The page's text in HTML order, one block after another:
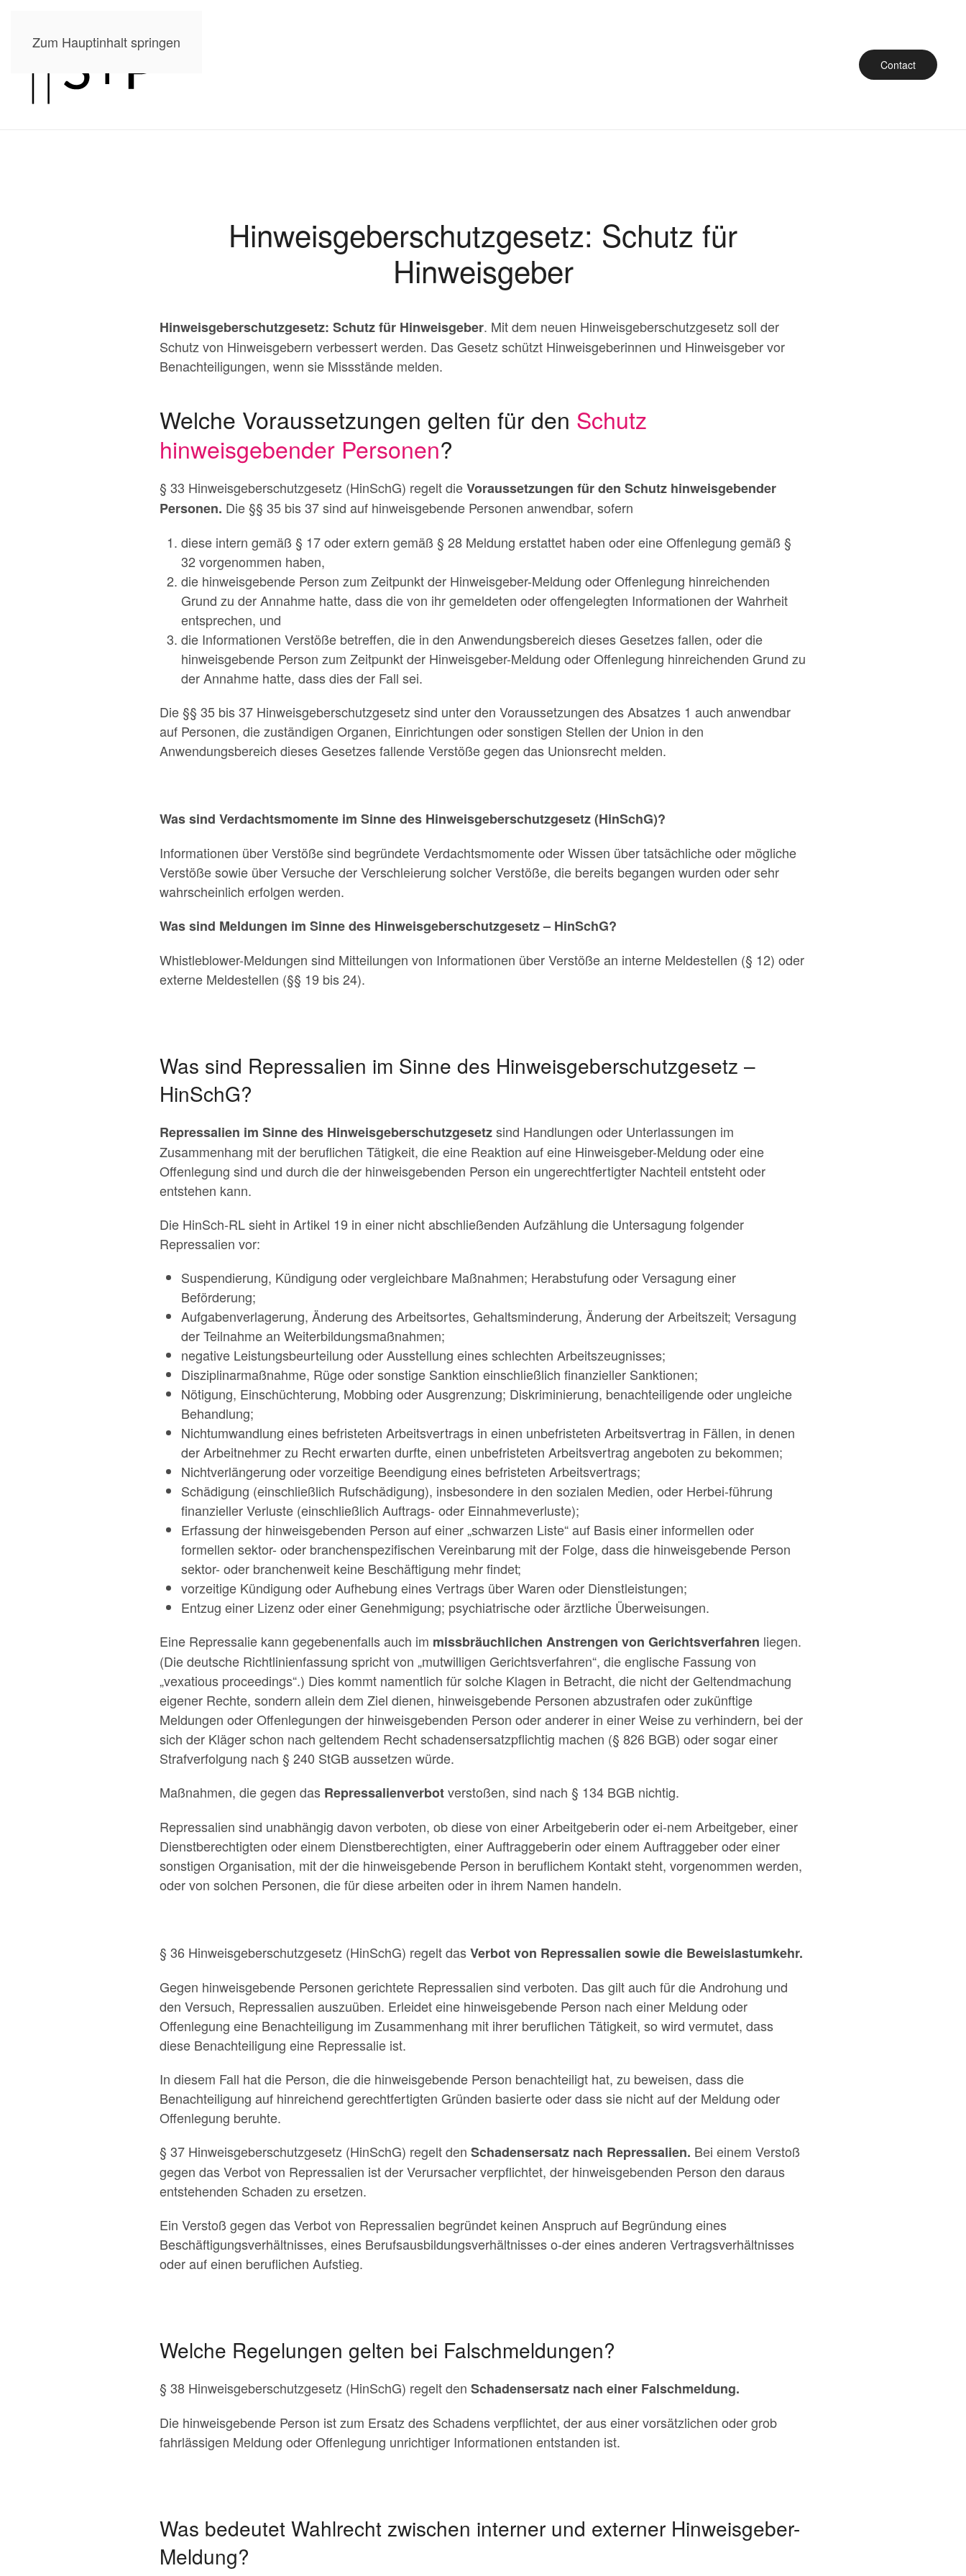
Zum Hauptinhalt springen
Contact
Hinweisgeberschutzgesetz: Schutz für
Hinweisgeber
Hinweisgeberschutzgesetz: Schutz für Hinweisgeber. Mit dem neuen Hinweisgeberschutzgesetz soll der
Schutz von Hinweisgebern verbessert werden. Das Gesetz schützt Hinweisgeberinnen und Hinweisgeber vor
Benachteiligungen, wenn sie Missstände melden.
Welche Voraussetzungen gelten für den Schutz
hinweisgebender Personen?
§ 33 Hinweisgeberschutzgesetz (HinSchG) regelt dieVoraussetzungen für den Schutz hinweisgebender
Personen. Die §§ 35 bis 37 sind auf hinweisgebende Personen anwendbar, sofern
diese intern gemäß § 17 oder extern gemäß § 28 Meldung erstattet haben oder eine Offenlegung gemäß §
32 vorgenommen haben,
die hinweisgebende Person zum Zeitpunkt der Hinweisgeber-Meldung oder Offenlegung hinreichenden
Grund zu der Annahme hatte, dass die von ihr gemeldeten oder offengelegten Informationen der Wahrheit
entsprechen, und
die Informationen Verstöße betreffen, die in den Anwendungsbereich dieses Gesetzes fallen, oder die
hinweisgebende Person zum Zeitpunkt der Hinweisgeber-Meldung oder Offenlegung hinreichenden Grund zu
der Annahme hatte, dass dies der Fall sei.
Die §§ 35 bis 37 Hinweisgeberschutzgesetz sind unter den Voraussetzungen des Absatzes 1 auch anwendbar
auf Personen, die zuständigen Organen, Einrichtungen oder sonstigen Stellen der Union in den
Anwendungsbereich dieses Gesetzes fallende Verstöße gegen das Unionsrecht melden.
Was sind Verdachtsmomente im Sinne des Hinweisgeberschutzgesetz (HinSchG)?
Informationen über Verstöße sind begründete Verdachtsmomente oder Wissen über tatsächliche oder mögliche
Verstöße sowie über Versuche der Verschleierung solcher Verstöße, die bereits begangen wurden oder sehr
wahrscheinlich erfolgen werden.
Was sind Meldungen im Sinne des Hinweisgeberschutzgesetz – HinSchG?
Whistleblower-Meldungen sind Mitteilungen von Informationen über Verstöße an interne Meldestellen (§ 12) oder
externe Meldestellen (§§ 19 bis 24).
Was sind Repressalien im Sinne des Hinweisgeberschutzgesetz –
HinSchG?
Repressalien im Sinne des Hinweisgeberschutzgesetzsind Handlungen oder Unterlassungen im
Zusammenhang mit der beruflichen Tätigkeit, die eine Reaktion auf eine Hinweisgeber-Meldung oder eine
Offenlegung sind und durch die der hinweisgebenden Person ein ungerechtfertigter Nachteil entsteht oder
entstehen kann.
Die HinSch-RL sieht in Artikel 19 in einer nicht abschließenden Aufzählung die Untersagung folgender
Repressalien vor:
Suspendierung, Kündigung oder vergleichbare Maßnahmen; Herabstufung oder Versagung einer
Beförderung;
Aufgabenverlagerung, Änderung des Arbeitsortes, Gehaltsminderung, Änderung der Arbeitszeit; Versagung
der Teilnahme an Weiterbildungsmaßnahmen;
negative Leistungsbeurteilung oder Ausstellung eines schlechten Arbeitszeugnisses;
Disziplinarmaßnahme, Rüge oder sonstige Sanktion einschließlich finanzieller Sanktionen;
Nötigung, Einschüchterung, Mobbing oder Ausgrenzung; Diskriminierung, benachteiligende oder ungleiche
Behandlung;
Nichtumwandlung eines befristeten Arbeitsvertrags in einen unbefristeten Arbeitsvertrag in Fällen, in denen
der Arbeitnehmer zu Recht erwarten durfte, einen unbefristeten Arbeitsvertrag angeboten zu bekommen;
Nichtverlängerung oder vorzeitige Beendigung eines befristeten Arbeitsvertrags;
Schädigung (einschließlich Rufschädigung), insbesondere in den sozialen Medien, oder Herbei-führung
finanzieller Verluste (einschließlich Auftrags- oder Einnahmeverluste);
Erfassung der hinweisgebenden Person auf einer „schwarzen Liste“ auf Basis einer informellen oder
formellen sektor- oder branchenspezifischen Vereinbarung mit der Folge, dass die hinweisgebende Person
sektor- oder branchenweit keine Beschäftigung mehr findet;
vorzeitige Kündigung oder Aufhebung eines Vertrags über Waren oder Dienstleistungen;
Entzug einer Lizenz oder einer Genehmigung; psychiatrische oder ärztliche Überweisungen.
Eine Repressalie kann gegebenenfalls auch im missbräuchlichen Anstrengen von Gerichtsverfahren liegen.
(Die deutsche Richtlinienfassung spricht von „mutwilligen Gerichtsverfahren“, die englische Fassung von
„vexatious proceedings“.) Dies kommt namentlich für solche Klagen in Betracht, die nicht der Geltendmachung
eigener Rechte, sondern allein dem Ziel dienen, hinweisgebende Personen abzustrafen oder zukünftige
Meldungen oder Offenlegungen der hinweisgebenden Person oder anderer in einer Weise zu verhindern, bei der
sich der Kläger schon nach geltendem Recht schadensersatzpflichtig machen (§ 826 BGB) oder sogar einer
Strafverfolgung nach § 240 StGB aussetzen würde.
Maßnahmen, die gegen das Repressalienverbotverstoßen, sind nach § 134 BGB nichtig.
Repressalien sind unabhängig davon verboten, ob diese von einer Arbeitgeberin oder ei-nem Arbeitgeber, einer
Dienstberechtigten oder einem Dienstberechtigten, einer Auftraggeberin oder einem Auftraggeber oder einer
sonstigen Organisation, mit der die hinweisgebende Person in beruflichem Kontakt steht, vorgenommen werden,
oder von solchen Personen, die für diese arbeiten oder in ihrem Namen handeln.
§ 36 Hinweisgeberschutzgesetz (HinSchG) regelt dasVerbot von Repressalien sowie die Beweislastumkehr.
Gegen hinweisgebende Personen gerichtete Repressalien sind verboten. Das gilt auch für die Androhung und
den Versuch, Repressalien auszuüben. Erleidet eine hinweisgebende Person nach einer Meldung oder
Offenlegung eine Benachteiligung im Zusammenhang mit ihrer beruflichen Tätigkeit, so wird vermutet, dass
diese Benachteiligung eine Repressalie ist.
In diesem Fall hat die Person, die die hinweisgebende Person benachteiligt hat, zu beweisen, dass die
Benachteiligung auf hinreichend gerechtfertigten Gründen basierte oder dass sie nicht auf der Meldung oder
Offenlegung beruhte.
§ 37 Hinweisgeberschutzgesetz (HinSchG) regelt den Schadensersatz nach Repressalien. Bei einem Verstoß
gegen das Verbot von Repressalien ist der Verursacher verpflichtet, der hinweisgebenden Person den daraus
entstehenden Schaden zu ersetzen.
Ein Verstoß gegen das Verbot von Repressalien begründet keinen Anspruch auf Begründung eines
Beschäftigungsverhältnisses, eines Berufsausbildungsverhältnisses o-der eines anderen Vertragsverhältnisses
oder auf einen beruflichen Aufstieg.
Welche Regelungen gelten bei Falschmeldungen?
§ 38 Hinweisgeberschutzgesetz (HinSchG) regelt den Schadensersatz nach einer Falschmeldung.
Die hinweisgebende Person ist zum Ersatz des Schadens verpflichtet, der aus einer vorsätzlichen oder grob
fahrlässigen Meldung oder Offenlegung unrichtiger Informationen entstanden ist.
Was bedeutet Wahlrecht zwischen interner und externer Hinweisgeber-
Meldung?